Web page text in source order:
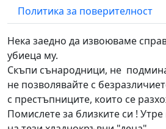
Политика за поверителност
Нека заедно да извоюваме
убиеца му.
Скъпи сънародници, не
не позволявайте с
с престъпниците, които се
Помислете за близките си !